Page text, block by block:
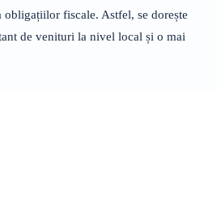
fiscale. Astfel, se dorește
de venituri la nivel local și o mai